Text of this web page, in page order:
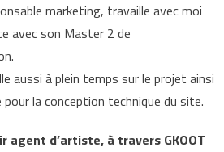
marketing, travaille avec moi
avec son Master 2 de
aussi à plein temps sur le projet ainsi
pour la conception technique du site.
agent d’artiste, à travers GKOOT